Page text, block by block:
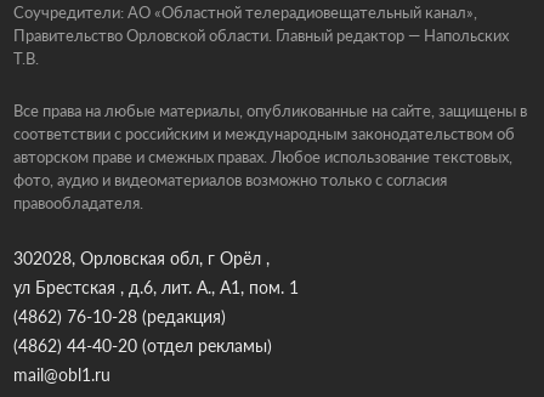
Соучредители: АО «Областной телерадиовещательный канал»,
Правительство Орловской области. Главный редактор — Напольских
Т.В.
Все права на любые материалы, опубликованные на сайте, защищены в
соответствии с российским и международным законодательством об
авторском праве и смежных правах. Любое использование текстовых,
фото, аудио и видеоматериалов возможно только с согласия
правообладателя.
302028, Орловская обл, г Орёл ,
ул Брестская , д.6, лит. А., А1, пом. 1
(4862) 76-10-28(редакция)
(4862) 44-40-20(отдел рекламы)
mail@obl1.ru